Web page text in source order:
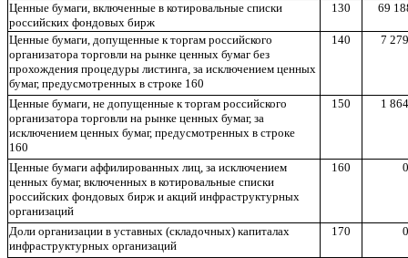
Ценные бумаги, включенные в котировальные списки
российских фондовых бирж
130 69
Ценные бумаги, допущенные к торгам российского
организатора торговли на рынке ценных бумаг без
прохождения процедуры листинга, за исключением ценных
бумаг, предусмотренных в строке 160
140 7
Ценные бумаги, не допущенные к торгам российского
организатора торговли на рынке ценных бумаг, за
исключением ценных бумаг, предусмотренных в строке
160
150 1
Ценные бумаги аффилированных лиц, за исключением
ценных бумаг, включенных в котировальные списки
российских фондовых бирж и акций инфраструктурных
организаций
160
Доли организации в уставных (складочных) капиталах
инфраструктурных организаций
170